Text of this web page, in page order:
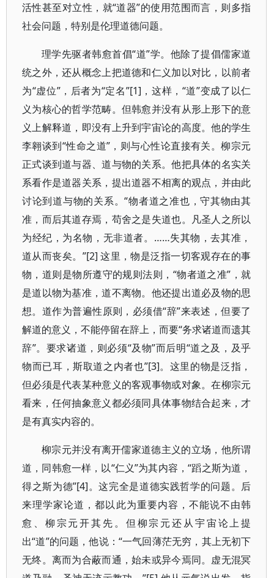
活性甚至对立性，就“道器”的使用范围而言，则多指
社会问题，特别是伦理道德问题。
理学先驱者韩愈首倡“道”学。他除了提倡儒家道
统之外，还从概念上把道德和仁义加以对比，以前者
为“虚位”，后者为“定名”[1]，这样，“道”变成了以仁
义为核心的哲学范畴。但韩愈并没有从形上形下的意
义上解释道，即没有上升到宇宙论的高度。他的学生
李翱谈到“性命之道”，则与心性论直接有关。柳宗元
正式谈到道与器、道与物的关系。他把具体的名实关
系看作是道器关系，提出道器不相离的观点，并由此
讨论到道与物的关系。“物者道之准也，守其物由其
准，而后其道存焉，苟舍之是失道也。凡圣人之所以
为经纪，为名物，无非道者。……失其物，去其准，
道从而丧矣。”[2] 这里，物是泛指一切客观存在的事
物，道则是物所遵守的规则法则，“物者道之准”，就
是道以物为基准，道不离物。他还提出道必及物的思
想。道作为普遍性原则，必须借“辞”来表述，但要了
解道的意义，不能停留在辞上，而要“务求诸道而遗其
辞”。要求诸道，则必须“及物”而后明“道之及，及乎
物而已耳，斯取道之内者也”[3]。这里的物是泛指，
但必须是代表某种意义的客观事物或对象。在柳宗元
看来，任何抽象意义都必须同具体事物结合起来，才
是有真实内容的。
柳宗元并没有离开儒家道德主义的立场，他所谓
道，同韩愈一样，以“仁义”为其内容，“蹈之斯为道，
得之斯为德”[4]。这完全是道德实践哲学的问题。后
来理学家论道，都以此为重要内容，不能说不由韩
愈、柳宗元开其先。但柳宗元还从宇宙论上提
出“道”的问题，他说：“一气回薄茫无穷，其上无初下
无终。离而为合蔽而通，始未或异今焉同。虚无混冥